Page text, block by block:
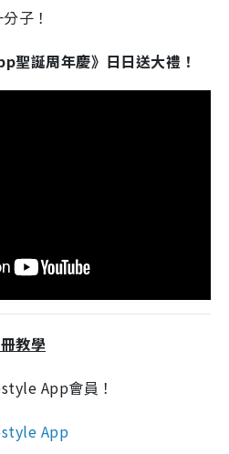
子！
誕周年慶》日日送大禮！
教學
App會員！
App